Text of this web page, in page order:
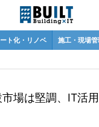
ト化・リノベ 施工・現場
場は堅調、IT活